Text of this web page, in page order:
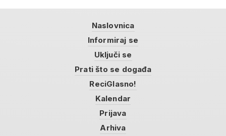
Naslovnica
Informiraj se
Uključi se
Prati što se događa
ReciGlasno!
Kalendar
Prijava
Arhiva